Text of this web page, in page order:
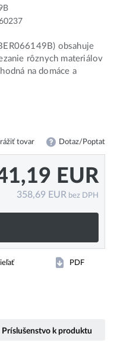
obsahuje
rôznych materiálov
na domáce a
tovar Dotaz/Poptat
EUR
358,69 EUR bez DPH
PDF
Príslušenstvo k produktu